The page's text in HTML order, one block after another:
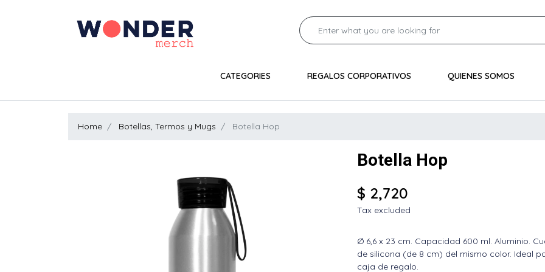
CATEGORIES REGALOS CORPORATIVOS QUIENES SOMOS
Home Botellas, Termos y Mugs Botella Hop
Botella Hop
$ 2,720
Tax excluded
Ø 6,6 x 23 cm. Capacidad 600 ml. Aluminio.
de silicona (de 8 cm) del mismo color. Ideal
caja de regalo.